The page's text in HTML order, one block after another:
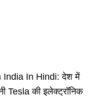
India In Hindi: देश में
Tesla की इलेक्ट्रॉनिक